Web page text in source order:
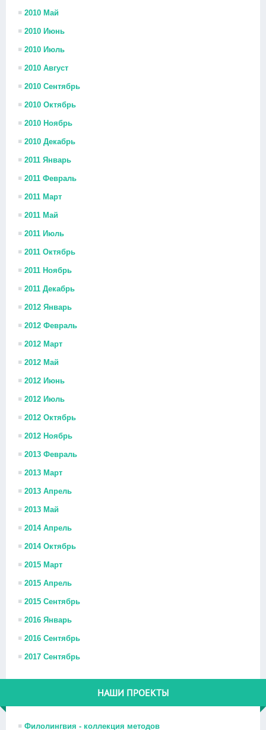
2010 Май
2010 Июнь
2010 Июль
2010 Август
2010 Сентябрь
2010 Октябрь
2010 Ноябрь
2010 Декабрь
2011 Январь
2011 Февраль
2011 Март
2011 Май
2011 Июль
2011 Октябрь
2011 Ноябрь
2011 Декабрь
2012 Январь
2012 Февраль
2012 Март
2012 Май
2012 Июнь
2012 Июль
2012 Октябрь
2012 Ноябрь
2013 Февраль
2013 Март
2013 Апрель
2013 Май
2014 Апрель
2014 Октябрь
2015 Март
2015 Апрель
2015 Сентябрь
2016 Январь
2016 Сентябрь
2017 Сентябрь
НАШИ ПРОЕКТЫ
Филолингвия - коллекция методов